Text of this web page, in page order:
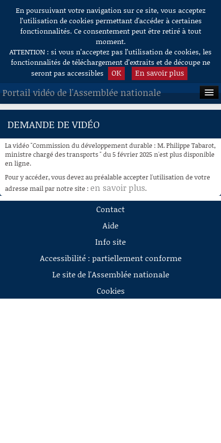
Aller au contenu
En poursuivant votre navigation sur ce site, vous acceptez
l’utilisation de cookies permettant d'accéder à certaines
fonctionnalités. Ce consentement peut être retiré à tout
moment.
ATTENTION : si vous n’acceptez pas l’utilisation de cookies, les
fonctionnalités de téléchargement d’extraits et de découpe ne
seront pas accessibles
OK En savoir plus
Portail vidéo de l'Assemblée nationale
ACCUEIL
À LA DEMANDE
RECHERCHE
AIDE À LA DÉCOUPE
DE VIDÉOS
DEMANDE DE VIDÉO
La vidéo "Commission du développement durable : M. Philippe Tabarot,
ministre chargé des transports " du 5 février 2025 n'est plus disponible
en ligne.
Pour y accéder, vous devez au préalable accepter l'utilisation de votre
adresse mail par notre site : en savoir plus.
Contact
Aide
Info site
Accessibilité : partiellement conforme
Le site de l'Assemblée nationale
Cookies